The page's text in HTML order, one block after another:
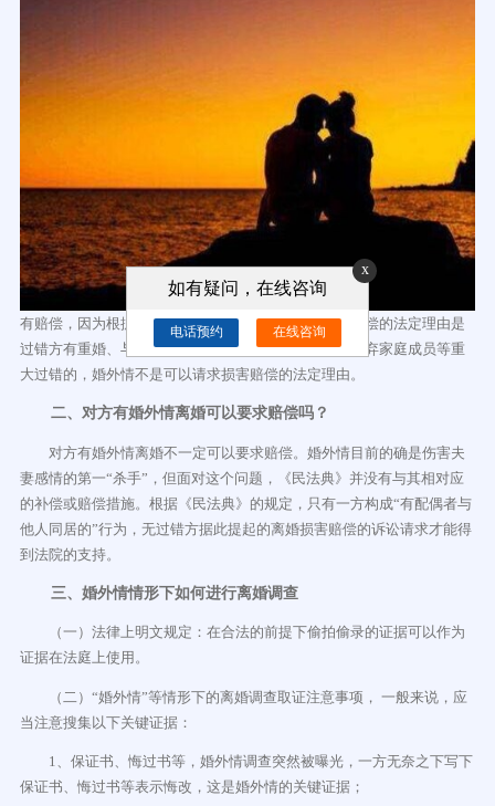
有赔偿，因为根据《民法典》无过错方有权请求损害赔偿的法定理由是
过错方有重婚、与他人同居、实施家庭暴力、虐待、遗弃家庭成员等重
大过错的，婚外情不是可以请求损害赔偿的法定理由。
二、对方有婚外情离婚可以要求赔偿吗？
对方有婚外情离婚不一定可以要求赔偿。婚外情目前的确是伤害夫
妻感情的第一“杀手”，但面对这个问题，《民法典》并没有与其相对应
的补偿或赔偿措施。根据《民法典》的规定，只有一方构成“有配偶者与
他人同居的”行为，无过错方据此提起的离婚损害赔偿的诉讼请求才能得
到法院的支持。
三、婚外情情形下如何进行离婚调查
（一）法律上明文规定：在合法的前提下偷拍偷录的证据可以作为
证据在法庭上使用。
（二）“婚外情”等情形下的离婚调查取证注意事项， 一般来说，应
当注意搜集以下关键证据：
1、保证书、悔过书等，婚外情调查突然被曝光，一方无奈之下写下
保证书、悔过书等表示悔改，这是婚外情的关键证据；
x
如有疑问，在线咨询
电话预约 在线咨询